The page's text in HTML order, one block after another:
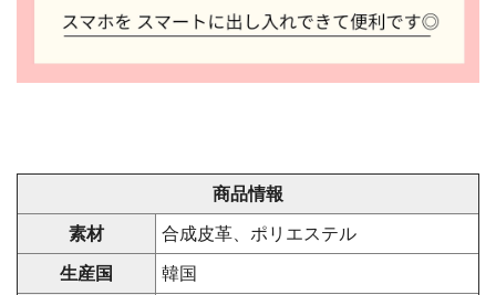
商品情報
素材 合成皮革、ポリエステル
生産国 韓国